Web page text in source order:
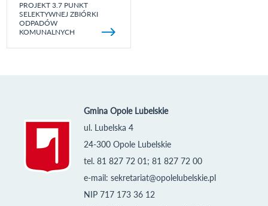
PROJEKT 3.7 PUNKT
SELEKTYWNEJ ZBIÓRKI
ODPADÓW
KOMUNALNYCH
Gmina Opole Lubelskie
ul. Lubelska 4
24-300 Opole Lubelskie
tel. 81 827 72 01; 81 827 72 00
e-mail: sekretariat@opolelubelskie.pl
NIP 717 173 36 12